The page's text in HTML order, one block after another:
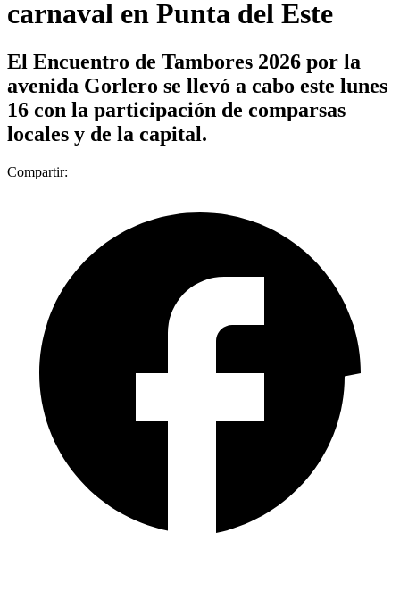
carnaval en Punta del Este
El Encuentro de Tambores 2026 por la
avenida Gorlero se llevó a cabo este lunes
16 con la participación de comparsas
locales y de la capital.
Compartir: